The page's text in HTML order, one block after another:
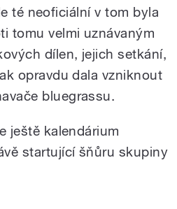
té neoficiální v tom byla
tomu velmi uznávaným
dílen, jejich setkání,
opravdu dala vzniknout
bluegrassu.
ještě kalendárium
startující šňůru skupiny